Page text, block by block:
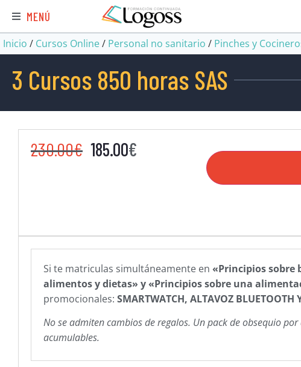
MENÚ
Inicio / Cursos Online/ Personal no sanitario / Pinches y
3 Cursos 850 horas SAS
230.00€ 185.00€
Si te matriculas simultáneamente en «Principios
alimentos y dietas» y «Principios sobre una
promocionales: SMARTWATCH, ALTAVOZ BLUETOOTH
​No se admiten cambios de regalos. Un pack de obsequio
acumulables.